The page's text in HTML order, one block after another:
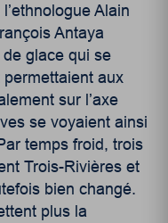
Alain
Antaya
glace qui se
aux
sur l’axe
se voyaient ainsi
temps froid, trois
Trois-Rivières et
bien changé.
plus la